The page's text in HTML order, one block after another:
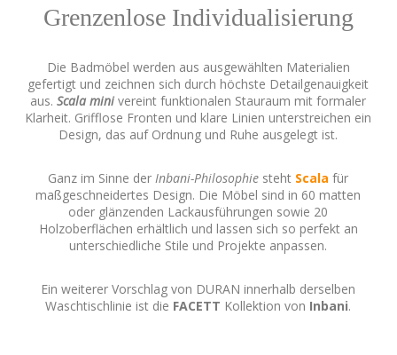
Grenzenlose Individualisierung
Die Badmöbel werden aus ausgewählten Materialien
gefertigt und zeichnen sich durch höchste Detailgenauigkeit
aus.Scala mini vereint funktionalen Stauraum mit formaler
Klarheit. Grifflose Fronten und klare Linien unterstreichen ein
Design, das auf Ordnung und Ruhe ausgelegt ist.
Ganz im Sinne der Inbani-Philosophie steht Scala für
maßgeschneidertes Design. Die Möbel sind in 60 matten
oder glänzenden Lackausführungen sowie 20
Holzoberflächen erhältlich und lassen sich so perfekt an
unterschiedliche Stile und Projekte anpassen.
Ein weiterer Vorschlag von DURAN innerhalb derselben
Waschtischlinie ist die FACETT Kollektion von Inbani.